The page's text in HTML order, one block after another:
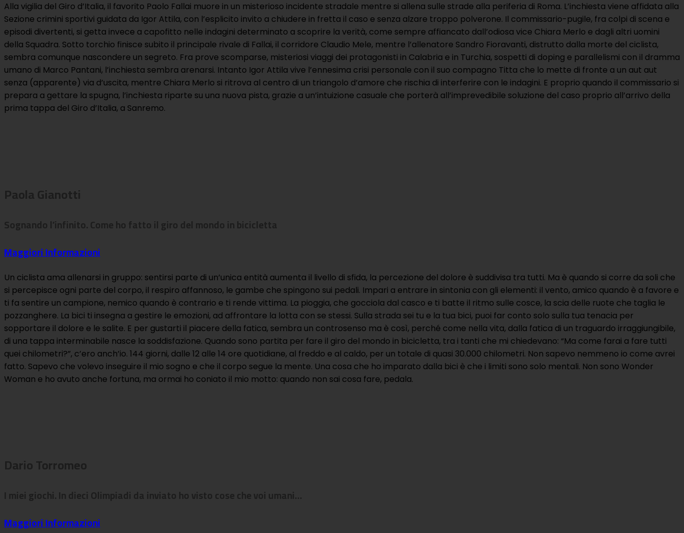
Alla vigilia del Giro d’Italia, il favorito Paolo Fallai muore in un misterioso incidente stradale mentre si allena sulle strade alla periferia di Roma. L’inchiesta viene affidata alla
Sezione crimini sportivi guidata da Igor Attila, con l’esplicito invito a chiudere in fretta il caso e senza alzare troppo polverone. Il commissario-pugile, fra colpi di scena e
episodi divertenti, si getta invece a capofitto nelle indagini determinato a scoprire la verità, come sempre affiancato dall’odiosa vice Chiara Merlo e dagli altri uomini
della Squadra. Sotto torchio finisce subito il principale rivale di Fallai, il corridore Claudio Mele, mentre l’allenatore Sandro Fioravanti, distrutto dalla morte del ciclista,
sembra comunque nascondere un segreto. Fra prove scomparse, misteriosi viaggi dei protagonisti in Calabria e in Turchia, sospetti di doping e parallelismi con il dramma
umano di Marco Pantani, l’inchiesta sembra arenarsi. Intanto Igor Attila vive l’ennesima crisi personale con il suo compagno Titta che lo mette di fronte a un aut aut
senza (apparente) via d’uscita, mentre Chiara Merlo si ritrova al centro di un triangolo d’amore che rischia di interferire con le indagini. E proprio quando il commissario si
prepara a gettare la spugna, l’inchiesta riparte su una nuova pista, grazie a un’intuizione casuale che porterà all’imprevedibile soluzione del caso proprio all’arrivo della
prima tappa del Giro d’Italia, a Sanremo.
Paola Gianotti
Sognando l’infinito. Come ho fatto il giro del mondo in bicicletta
Maggiori Informazioni
Un ciclista ama allenarsi in gruppo: sentirsi parte di un’unica entità aumenta il livello di sfida, la percezione del dolore è suddivisa tra tutti. Ma è quando si corre da soli che
si percepisce ogni parte del corpo, il respiro affannoso, le gambe che spingono sui pedali. Impari a entrare in sintonia con gli elementi: il vento, amico quando è a favore e
ti fa sentire un campione, nemico quando è contrario e ti rende vittima. La pioggia, che gocciola dal casco e ti batte il ritmo sulle cosce, la scia delle ruote che taglia le
pozzanghere. La bici ti insegna a gestire le emozioni, ad affrontare la lotta con se stessi. Sulla strada sei tu e la tua bici, puoi far conto solo sulla tua tenacia per
sopportare il dolore e le salite. E per gustarti il piacere della fatica, sembra un controsenso ma è così, perché come nella vita, dalla fatica di un traguardo irraggiungibile,
di una tappa interminabile nasce la soddisfazione. Quando sono partita per fare il giro del mondo in bicicletta, tra i tanti che mi chiedevano: “Ma come farai a fare tutti
quei chilometri?”, c’ero anch’io. 144 giorni, dalle 12 alle 14 ore quotidiane, al freddo e al caldo, per un totale di quasi 30.000 chilometri. Non sapevo nemmeno io come avrei
fatto. Sapevo che volevo inseguire il mio sogno e che il corpo segue la mente. Una cosa che ho imparato dalla bici è che i limiti sono solo mentali. Non sono Wonder
Woman e ho avuto anche fortuna, ma ormai ho coniato il mio motto: quando non sai cosa fare, pedala.
Dario Torromeo
I miei giochi. In dieci Olimpiadi da inviato ho visto cose che voi umani…
Maggiori Informazioni